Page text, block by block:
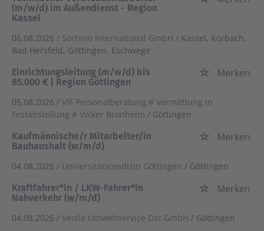
(m/w/d) im Außendienst - Region
Kassel
06.08.2026 / Sortimo International GmbH / Kassel, Korbach,
Bad Hersfeld, Göttingen, Eschwege
Einrichtungsleitung (m/w/d) bis
85.000 € | Region Göttingen
Merken
05.08.2026 / VIF Personalberatung # Vermittlung in
Festanstellung # Volker Bronheim / Göttingen
Kaufmännische/r Mitarbeiter/in
Bauhaushalt (w/m/d)
Merken
04.08.2026 / Universitätsmedizin Göttingen / Göttingen
Kraftfahrer*in / LKW-Fahrer*in
Nahverkehr (w/m/d)
Merken
04.08.2026 / Veolia Umweltservice Ost GmbH / Göttingen